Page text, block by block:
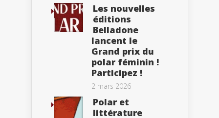
Les nouvelles
éditions
Belladone
lancent le
Grand prix du
polar féminin !
Participez !
2 mars 2026
Polar et
littérature